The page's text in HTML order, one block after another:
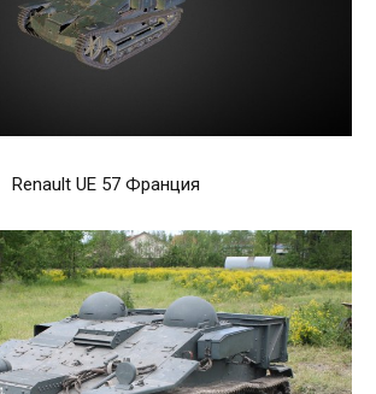
Renault UE 57 Франция